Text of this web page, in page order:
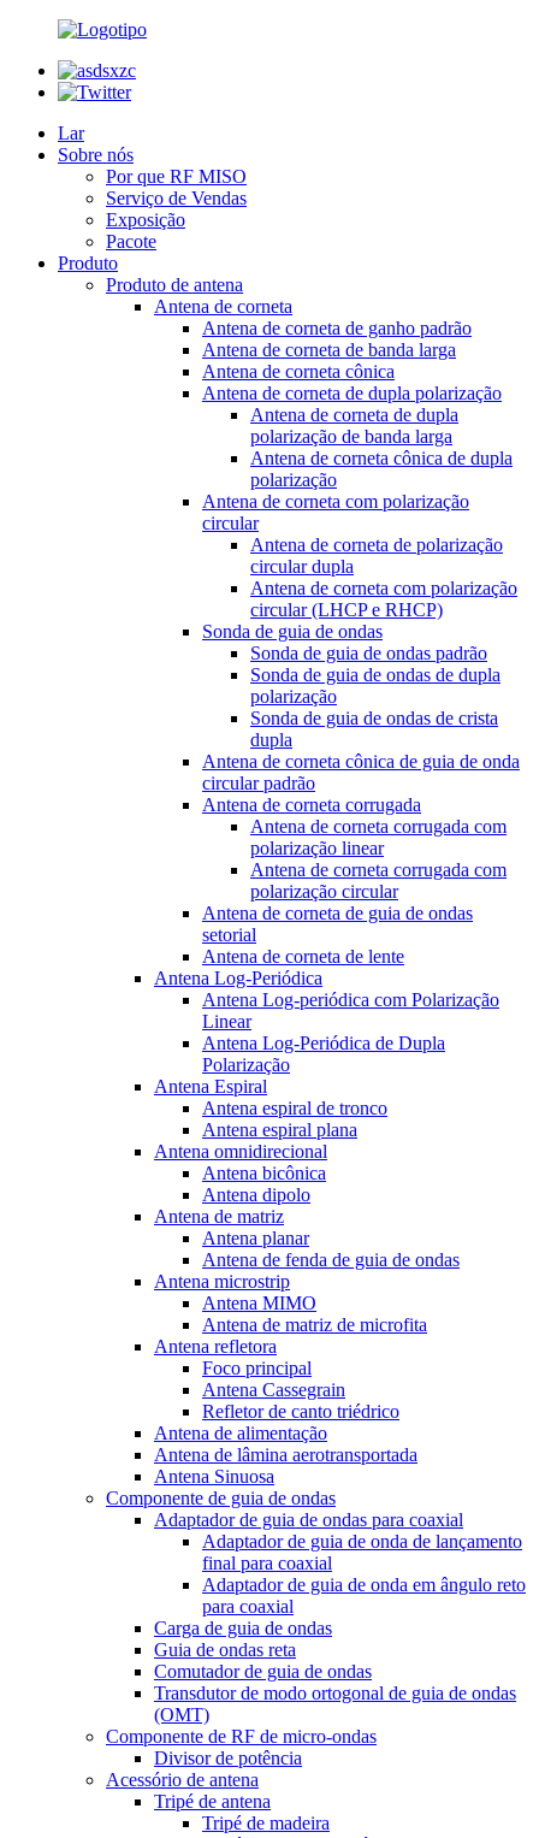
Lar
Sobre nós
Por que RF MISO
Serviço de Vendas
Exposição
Pacote
Produto
Produto de antena
Antena de corneta
Antena de corneta de ganho padrão
Antena de corneta de banda larga
Antena de corneta cônica
Antena de corneta de dupla polarização
Antena de corneta de dupla
polarização de banda larga
Antena de corneta cônica de dupla
polarização
Antena de corneta com polarização
circular
Antena de corneta de polarização
circular dupla
Antena de corneta com polarização
circular (LHCP e RHCP)
Sonda de guia de ondas
Sonda de guia de ondas padrão
Sonda de guia de ondas de dupla
polarização
Sonda de guia de ondas de crista
dupla
Antena de corneta cônica de guia de onda
circular padrão
Antena de corneta corrugada
Antena de corneta corrugada com
polarização linear
Antena de corneta corrugada com
polarização circular
Antena de corneta de guia de ondas
setorial
Antena de corneta de lente
Antena Log-Periódica
Antena Log-periódica com Polarização
Linear
Antena Log-Periódica de Dupla
Polarização
Antena Espiral
Antena espiral de tronco
Antena espiral plana
Antena omnidirecional
Antena bicônica
Antena dipolo
Antena de matriz
Antena planar
Antena de fenda de guia de ondas
Antena microstrip
Antena MIMO
Antena de matriz de microfita
Antena refletora
Foco principal
Antena Cassegrain
Refletor de canto triédrico
Antena de alimentação
Antena de lâmina aerotransportada
Antena Sinuosa
Componente de guia de ondas
Adaptador de guia de ondas para coaxial
Adaptador de guia de onda de lançamento
final para coaxial
Adaptador de guia de onda em ângulo reto
para coaxial
Carga de guia de ondas
Guia de ondas reta
Comutador de guia de ondas
Transdutor de modo ortogonal de guia de ondas
(OMT)
Componente de RF de micro-ondas
Divisor de potência
Acessório de antena
Tripé de antena
Tripé de madeira